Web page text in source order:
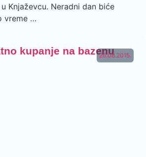
u Knjaževcu. Neradni dan biće
vreme …
26.08.2015.
kupanje na bazenu